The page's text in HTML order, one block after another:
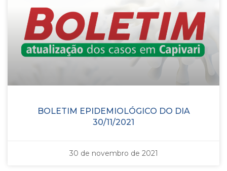
BOLETIM EPIDEMIOLÓGICO DO DIA
30/11/2021
30 de novembro de 2021